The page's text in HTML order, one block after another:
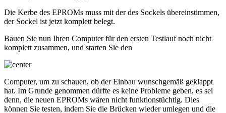
Die Kerbe des EPROMs muss mit der des Sockels übereinstimmen,
der Sockel ist jetzt komplett belegt.
Bauen Sie nun Ihren Computer für den ersten Testlauf noch nicht
komplett zusammen, und starten Sie den
Computer, um zu schauen, ob der Einbau wunschgemäß geklappt
hat. Im Grunde genommen dürfte es keine Probleme geben, es sei
denn, die neuen EPROMs wären nicht funktionstüchtig. Dies
können Sie testen, indem Sie die Brücken wieder umlegen und die